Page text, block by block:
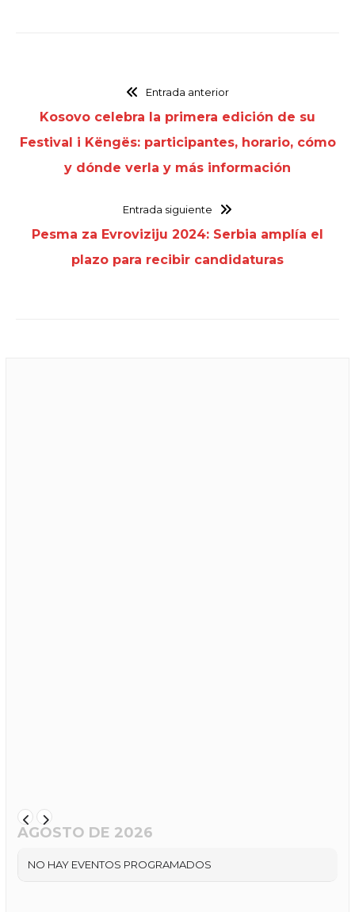
Entrada anterior
Kosovo celebra la primera edición de su
Festival i Këngës: participantes, horario, cómo
y dónde verla y más información
Entrada siguiente
Pesma za Evroviziju 2024: Serbia amplía el
plazo para recibir candidaturas
AGOSTO DE 2026
NO HAY EVENTOS PROGRAMADOS